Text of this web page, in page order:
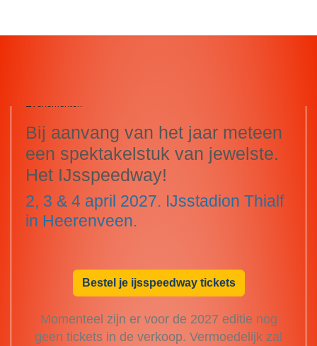
Bij aanvang van het jaar meteen
een spektakelstuk van jewelste.
Het IJsspeedway!
2, 3 & 4 april 2027. IJsstadion Thialf
in Heerenveen.
Bestel je ijsspeedway tickets
Momenteel zijn er voor de 2027 editie nog
geen tickets in de verkoop. Vermoedelijk zal